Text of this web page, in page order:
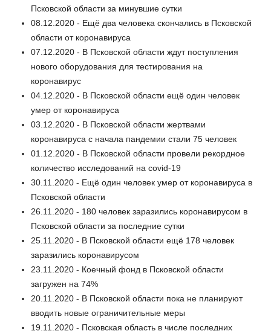
Псковской области за минувшие сутки
08.12.2020 - Ещё два человека скончались в Псковской
области от коронавируса
07.12.2020 - В Псковской области ждут поступления
нового оборудования для тестирования на
коронавирус
04.12.2020 - В Псковской области ещё один человек
умер от коронавируса
03.12.2020 - В Псковской области жертвами
коронавируса с начала пандемии стали 75 человек
01.12.2020 - В Псковской области провели рекордное
количество исследований на covid-19
30.11.2020 - Ещё один человек умер от коронавируса в
Псковской области
26.11.2020 - 180 человек заразились коронавирусом в
Псковской области за последние сутки
25.11.2020 - В Псковской области ещё 178 человек
заразились коронавирусом
23.11.2020 - Коечный фонд в Псковской области
загружен на 74%
20.11.2020 - В Псковской области пока не планируют
вводить новые ограничительные меры
19.11.2020 - Псковская область в числе последних